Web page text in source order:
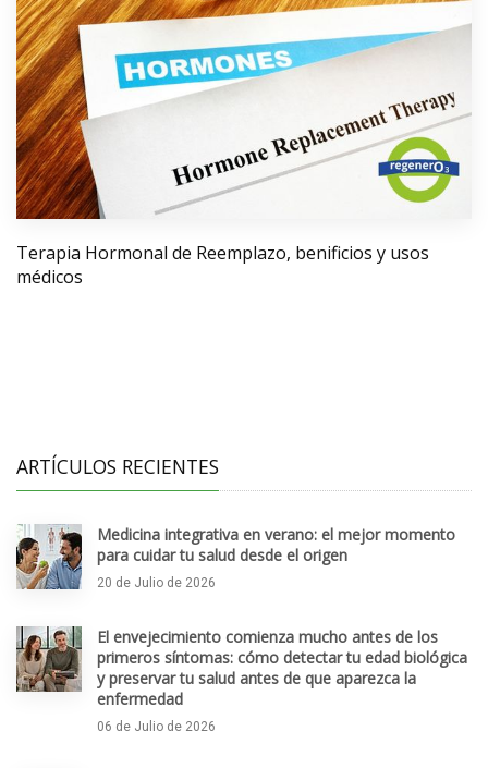
Terapia Hormonal de Reemplazo, benificios y usos
médicos
ARTÍCULOS RECIENTES
Medicina integrativa en verano: el mejor momento
para cuidar tu salud desde el origen
20 de Julio de 2026
El envejecimiento comienza mucho antes de los
primeros síntomas: cómo detectar tu edad biológica
y preservar tu salud antes de que aparezca la
enfermedad
06 de Julio de 2026